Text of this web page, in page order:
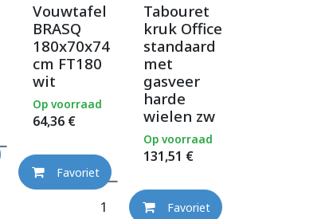
Vouwtafel
BRASQ
180x70x74
cm FT180
wit
64,36€
Op voorraad
Favoriet
Tabouret
kruk Office
standaard
met
gasveer
harde
wielen zw
131,51 €
Op voorraad
Favoriet